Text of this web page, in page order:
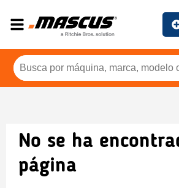
No se ha
página